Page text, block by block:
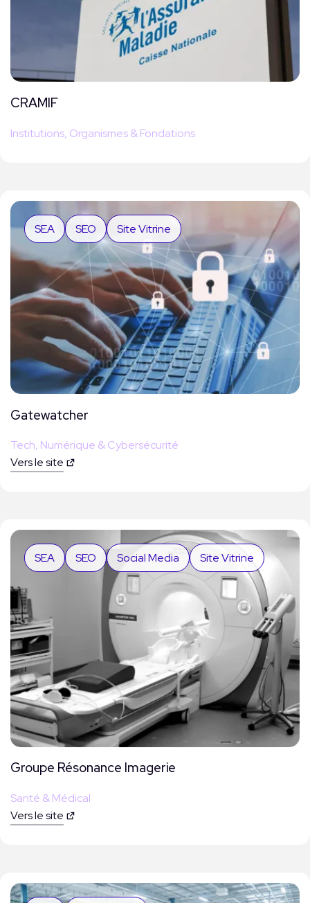
CRAMIF
Institutions, Organismes & Fondations
SEA SEO Site Vitrine
Gatewatcher
Tech, Numérique & Cybersécurité
Vers le site
SEA SEO Social Media Site Vitrine
Groupe Résonance Imagerie
Santé & Médical
Vers le site